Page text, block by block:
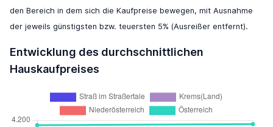
den Bereich in dem sich die Kaufpreise bewegen, mit Ausnahme
der jeweils günstigsten bzw. teuersten 5% (Ausreißer entfernt).
Entwicklung des durchschnittlichen
Hauskaufpreises